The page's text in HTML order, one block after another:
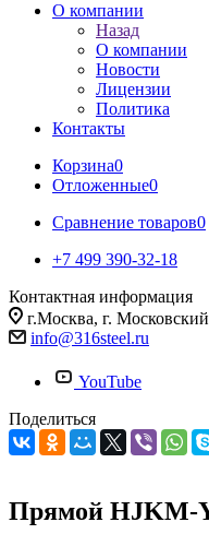
О компании
Назад
О компании
Новости
Лицензии
Политика
Контакты
Корзина0
Отложенные0
Сравнение товаров0
+7 499 390-32-18
Контактная информация
г.Москва, г.
info@316steel.ru
YouTube
Поделиться
Прямой HJKM-